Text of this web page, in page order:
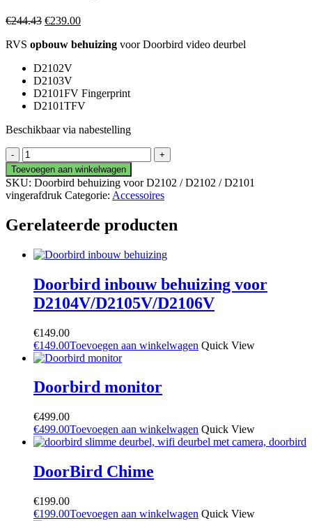
€244.43 Oorspronkelijke
was:
€239.00Huidige
is:
RVS opbouw behuizing voor Doorbird video deurbel
D2102V
D2103V
D2101FV Fingerprint
D2101TFV
Beschikbaar via nabestelling
Doorbird
RVS
opbouw
behuizing
voor
/D2103
Toevoegen aan winkelwagen
SKU: Doorbird behuizing voor D2102 / D2102 / D2101
vingerafdruk Categorie: Accessoires
Gerelateerde producten
Doorbird inbouw behuizing voor
D2104V/D2105V/D2106V
€149.00
€149.00Toevoegen aan winkelwagen Quick View
Doorbird monitor
€499.00
€499.00Toevoegen aan winkelwagen Quick View
DoorBird Chime
€199.00
€199.00Toevoegen aan winkelwagen Quick View